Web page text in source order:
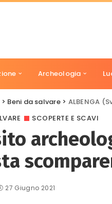
Archeologia
> Beni da salvare> ALBENGA (Sv). Il
SCOPERTE E SCAVI
27 Giugno 2021